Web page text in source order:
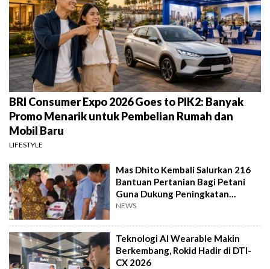
BRI Consumer Expo 2026 Goes to PIK2: Banyak
Promo Menarik untuk Pembelian Rumah dan
Mobil Baru
LIFESTYLE
Mas Dhito Kembali Salurkan 216
Bantuan Pertanian Bagi Petani
Guna Dukung Peningkatan
Produksi
NEWS
Teknologi AI Wearable Makin
Berkembang, Rokid Hadir di DTI-
CX 2026